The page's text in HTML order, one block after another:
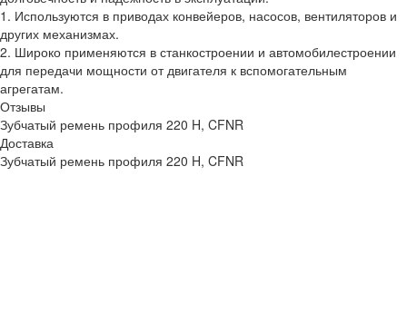
1. Используются в приводах конвейеров, насосов, вентиляторов и
других механизмах.
2. Широко применяются в станкостроении и автомобилестроении
для передачи мощности от двигателя к вспомогательным
агрегатам.
Отзывы
Зубчатый ремень профиля 220 H, CFNR
Доставка
Зубчатый ремень профиля 220 H, CFNR